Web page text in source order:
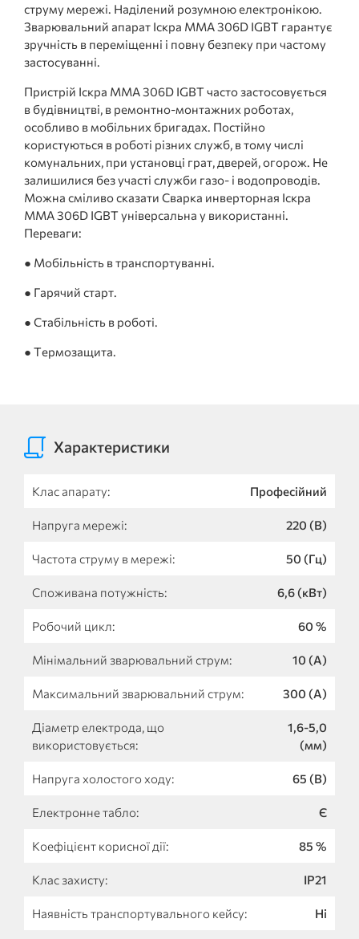
струму мережі. Наділений розумною електронікою.
Зварювальний апарат Іскра MMA 306D IGBT гарантує
зручність в переміщенні і повну безпеку при частому
застосуванні.
Пристрій Іскра MMA 306D IGBT часто застосовується
в будівництві, в ремонтно-монтажних роботах,
особливо в мобільних бригадах. Постійно
користуються в роботі різних служб, в тому числі
комунальних, при установці грат, дверей, огорож. Не
залишилися без участі служби газо- і водопроводів.
Можна сміливо сказати Сварка инверторная Іскра
MMA 306D IGBT універсальна у використанні.
Переваги: ​​
● Мобільність в транспортуванні.
● Гарячий старт.
● Стабільність в роботі.
● Термозащита.
Характеристики
Клас апарату: Професійний
Напруга мережі: 220 (В)
Частота струму в мережі: 50 (Гц)
Споживана потужність: 6,6 (кВт)
Робочий цикл: 60 %
Мінімальний зварювальний струм: 10 (А)
Максимальний зварювальний струм: 300 (А)
Діаметр електрода, що
використовується:
1,6-5,0
(мм)
Напруга холостого ходу: 65 (В)
Електронне табло: Є
Коефіцієнт корисної дії: 85 %
Клас захисту: IP21
Наявність транспортувального кейсу: Ні